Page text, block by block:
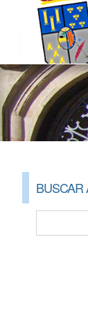
BUSCAR